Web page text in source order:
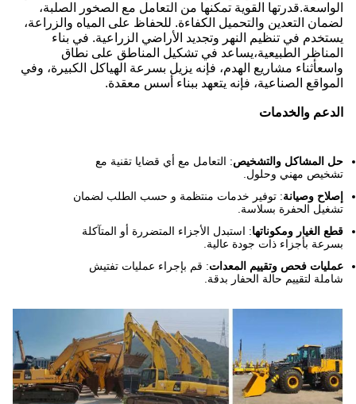
الواسعة.قدرتها القوية تمكنها من التعامل مع الصخور الصلبة،
لضمان التعدين والتحميل الكفاءة. للحفاظ على المياه والزراعة،
يستخدم في تنظيم النهر وتجديد الأراضي الزراعية. في بناء
المناظر الطبيعية،يساعد في تشكيل المناطق على نطاق
واسعأثناء مشاريع الهدم، فإنه يزيل بسرعة الهياكل الكبيرة، وفي
المواقع الصناعية، فإنه يتعهد ببناء أسس معقدة.
الدعم والخدمات
حل المشاكل والتشخيص: التعامل مع أي قضايا تقنية مع
تشخيص مهني وحلول.
إصلاح وصيانة: توفير خدمات منتظمة و حسب الطلب لضمان
تشغيل الحفرة بسلاسة.
قطع الغيار ومكوناتها: استبدل الأجزاء المتضررة أو المتآكلة
بسرعة بأجزاء ذات جودة عالية.
عمليات فحص وتقييم المعدات: قم بإجراء عمليات تفتيش
شاملة لتقييم حالة الحفار بدقة.